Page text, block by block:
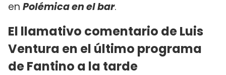
en Polémica en el bar.
El llamativo comentario de Luis
Ventura en el último programa
de Fantino a la tarde